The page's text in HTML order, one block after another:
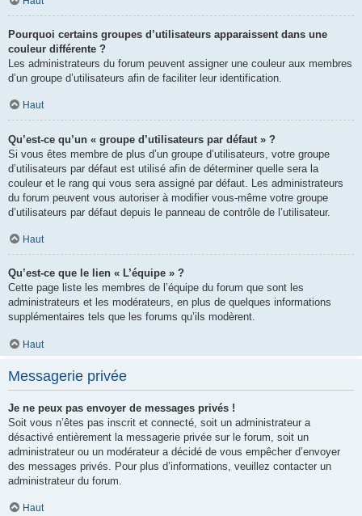
Pourquoi certains groupes d’utilisateurs apparaissent dans une
couleur différente ?
Les administrateurs du forum peuvent assigner une couleur aux membres
d’un groupe d’utilisateurs afin de faciliter leur identification.
Haut
Qu’est-ce qu’un « groupe d’utilisateurs par défaut » ?
Si vous êtes membre de plus d’un groupe d’utilisateurs, votre groupe
d’utilisateurs par défaut est utilisé afin de déterminer quelle sera la
couleur et le rang qui vous sera assigné par défaut. Les administrateurs
du forum peuvent vous autoriser à modifier vous-même votre groupe
d’utilisateurs par défaut depuis le panneau de contrôle de l’utilisateur.
Haut
Qu’est-ce que le lien « L’équipe » ?
Cette page liste les membres de l’équipe du forum que sont les
administrateurs et les modérateurs, en plus de quelques informations
supplémentaires tels que les forums qu’ils modèrent.
Haut
Messagerie privée
Je ne peux pas envoyer de messages privés !
Soit vous n’êtes pas inscrit et connecté, soit un administrateur a
désactivé entièrement la messagerie privée sur le forum, soit un
administrateur ou un modérateur a décidé de vous empêcher d’envoyer
des messages privés. Pour plus d’informations, veuillez contacter un
administrateur du forum.
Haut